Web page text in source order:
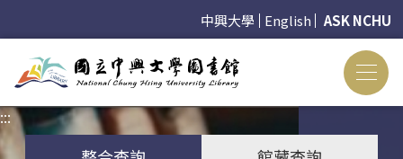
中興大學 English ASK NCHU
:::